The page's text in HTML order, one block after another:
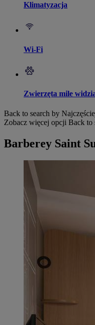
Klimatyzacja
Wi-Fi
Zwierzęta mile
Back to search by
Zobacz więcej opcji Back to
Barberey Saint